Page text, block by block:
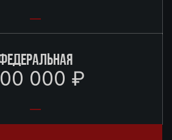
000 ₽